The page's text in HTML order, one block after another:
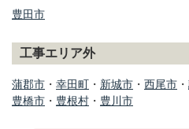
豊田市
工事エリア外
蒲郡市 ・ 幸田町 ・ 新城市 ・ 西尾市 ・
豊橋市 ・ 豊根村 ・ 豊川市